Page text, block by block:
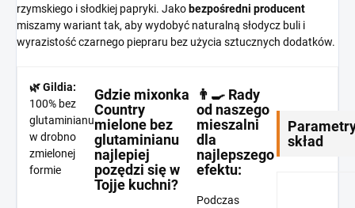
rzymskiego i słodkiej papryki. Jako bezpośredni producent
miszamy wariant tak, aby wydobyć naturalną słodycz buli i
wyrazistość czarnego piepraru bez użycia sztucznych dodatków.
🌿 Gildia:
100% bez
glutaminianu
w drobno
zmielonej
formie
Gdzie mixonka
Country
mielone bez
glutaminianu
najlepiej
pozędzi się w
Tojje kuchni?
👨‍🍳 Rady
od naszego
mieszalni
dla
najlepszego
efektu:
Podczas
skład